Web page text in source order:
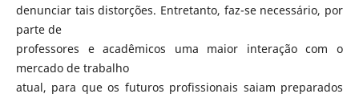
denunciar tais distorções. Entretanto, faz-se necessário, por
parte de
professores e acadêmicos uma maior interação com o
mercado de trabalho
atual, para que os futuros profissionais saiam preparados